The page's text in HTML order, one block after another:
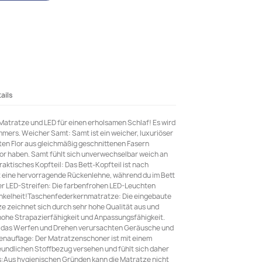
und LED für einen erholsamen Schlaf! Es wird
Weicher Samt: Samt ist ein weicher, luxuriöser
Flor aus gleichmäßig geschnittenen Fasern
haben. Samt fühlt sich unverwechselbar weich an
Kopfteil: Das Bett-Kopfteil ist nach
hervorragende Rückenlehne, während du im Bett
LED-Streifen: Die farbenfrohen LED-Leuchten
Die eingebaute
sich durch sehr hohe Qualität aus und
Strapazierfähigkeit und Anpassungsfähigkeit.
Werfen und Drehen verursachten Geräusche und
Der Matratzenschoner ist mit einem
Stoffbezug versehen und fühlt sich daher
hygienischen Gründen kann die Matratze nicht